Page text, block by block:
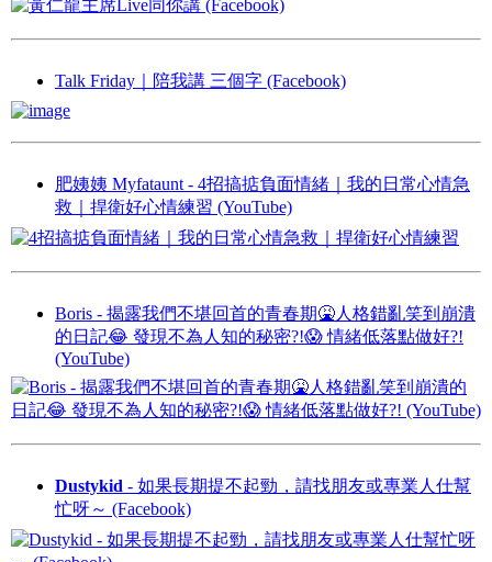
Talk Friday｜陪我講 三個字 (Facebook)
肥姨姨 Myfataunt - 4招搞掂負面情緒｜我的日常心情急
救｜捍衛好心情練習 (YouTube)
Boris - 揭露我們不堪回首的青春期🤮人格錯亂笑到崩潰
的日記😂 發現不為人知的秘密?!😱 情緒低落點做好?!
(YouTube)
Dustykid - 如果長期提不起勁，請找朋友或專業人仕幫
忙呀～ (Facebook)